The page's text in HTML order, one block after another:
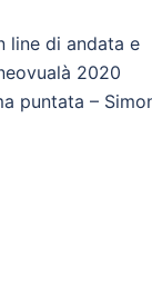
line di andata e
2020
puntata –